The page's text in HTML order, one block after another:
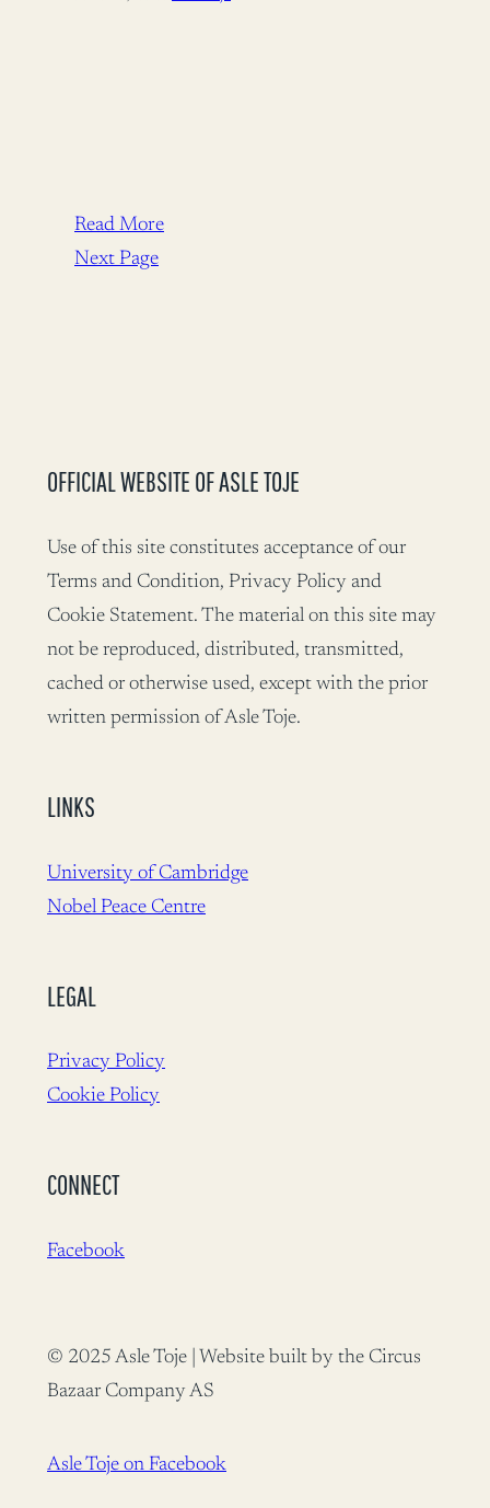
Read More
Next Page
OFFICIAL WEBSITE OF ASLE TOJE
Use of this site constitutes acceptance of our
Terms and Condition, Privacy Policy and
Cookie Statement. The material on this site may
not be reproduced, distributed, transmitted,
cached or otherwise used, except with the prior
written permission of Asle Toje.
LINKS
University of Cambridge
Nobel Peace Centre
LEGAL
Privacy Policy
Cookie Policy
CONNECT
Facebook
© 2025 Asle Toje | Website built by the Circus
Bazaar Company AS
Asle Toje on Facebook